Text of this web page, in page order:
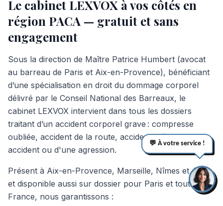
Le cabinet LEXVOX à vos côtés en
région PACA — gratuit et sans
engagement
Sous la direction de Maître Patrice Humbert (avocat
au barreau de Paris et Aix-en-Provence), bénéficiant
d’une spécialisation en droit du dommage corporel
délivré par le Conseil National des Barreaux, le
cabinet LEXVOX intervient dans tous les dossiers
traitant d’un accident corporel grave : compresse
oubliée, accident de la route, accident médical,
accident ou d'une agression.
Présent à Aix-en-Provence, Marseille, Nîmes et Arles,
et disponible aussi sur dossier pour Paris et toute la
France, nous garantissons :
💬 À votre service !